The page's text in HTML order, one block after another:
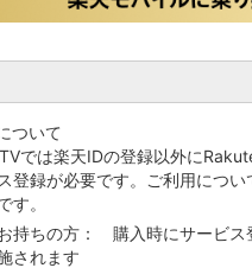
ついて
では楽天IDの登録以外に
登録が必要です。ご利用につい
す。
持ちの方： 購入時にサービス
されます